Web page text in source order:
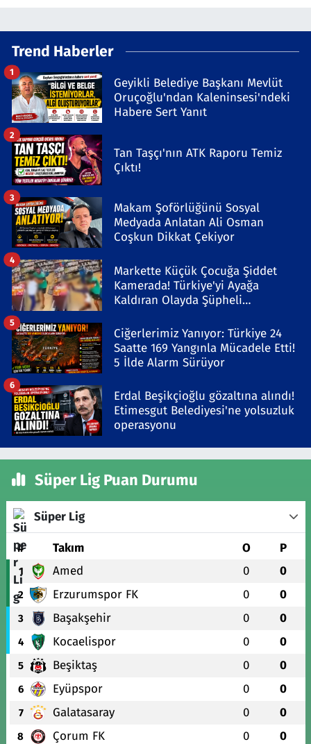
Trend Haberler
Geyikli Belediye Başkanı Mevlüt
Oruçoğlu'ndan Kaleninsesi'ndeki
Habere Sert Yanıt
1
Tan Taşçı'nın ATK Raporu Temiz
Çıktı!
2
Makam Şoförlüğünü Sosyal
Medyada Anlatan Ali Osman
Coşkun Dikkat Çekiyor
3
Markette Küçük Çocuğa Şiddet
Kamerada! Türkiye'yi Ayağa
Kaldıran Olayda Şüpheli
4
Ciğerlerimiz Yanıyor: Türkiye 24
Saatte 169 Yangınla Mücadele Etti!
5 İlde Alarm Sürüyor
5
Erdal Beşikçioğlu gözaltına alındı!
Etimesgut Belediyesi'ne yolsuzluk
operasyonu
6
Süper Lig Puan Durumu
Süper Lig
# Takım O P
1 Amed 0 0
2 Erzurumspor FK 0 0
3 Başakşehir 0 0
4 Kocaelispor 0 0
5 Beşiktaş 0 0
6 Eyüpspor 0 0
7 Galatasaray 0 0
8 Çorum FK 0 0